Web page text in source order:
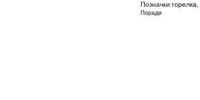
Позначки:горелка
Поради